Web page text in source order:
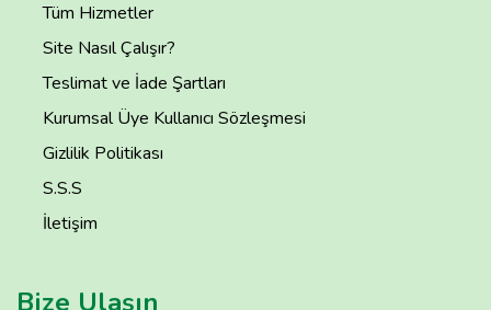
Tüm Hizmetler
Site Nasıl Çalışır?
Teslimat ve İade Şartları
Kurumsal Üye Kullanıcı Sözleşmesi
Gizlilik Politikası
S.S.S
İletişim
Bize Ulaşın